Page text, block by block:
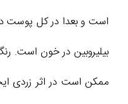
است و بعدا در کل پوست
بیلیروبین در خون است.
ممکن است در اثر زردی